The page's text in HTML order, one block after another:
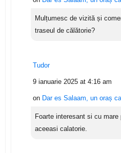
Mulțumesc de vizită și
traseul de călătorie?
Tudor
9 ianuarie 2025 at 4:16 am
on Dar es Salaam, un oraș
Foarte interesant si cu
aceeasi calatorie.